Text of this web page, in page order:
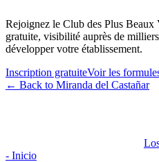
Rejoignez le Club des Plus
gratuite, visibilité auprès de
développer votre établissement.
Inscription gratuiteVoir les
← Back to Miranda del Castañar
- Inicio